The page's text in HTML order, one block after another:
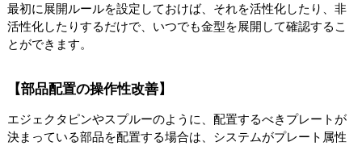
最初に展開ルールを設定しておけば、それを活性化したり、非
活性化したりするだけで、いつでも金型を展開して確認するこ
とができます。
【部品配置の操作性改善】
エジェクタピンやスプルーのように、配置するべきプレートが
決まっている部品を配置する場合は、システムがプレート属性